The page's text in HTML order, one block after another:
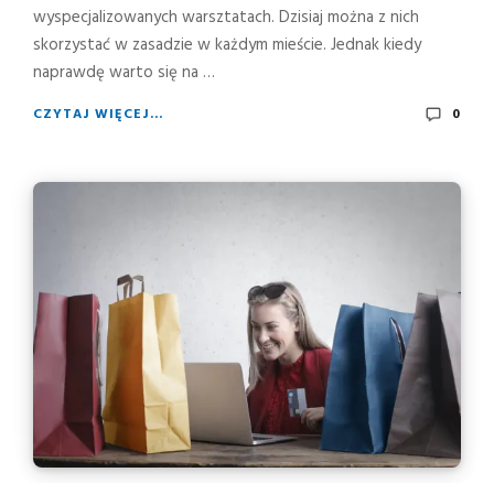
wyspecjalizowanych warsztatach. Dzisiaj można z nich
skorzystać w zasadzie w każdym mieście. Jednak kiedy
naprawdę warto się na …
CZYTAJ WIĘCEJ... 0